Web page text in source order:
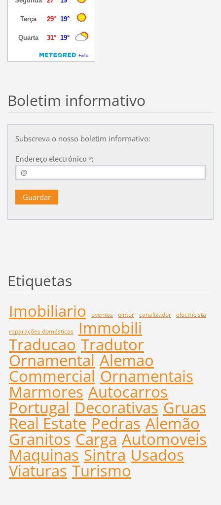
Boletim informativo
Subscreva o nosso boletim informativo:
Endereço electrónico *:
Etiquetas
Imobiliario eventos pintor canalizador electricista
reparações domésticas
Immobili
Traducao Tradutor
Ornamental Alemao
Commercial Ornamentais
Marmores Autocarros
Portugal Decorativas Gruas
Real Estate Pedras Alemão
Granitos Carga Automoveis
Maquinas Sintra Usados
Viaturas Turismo